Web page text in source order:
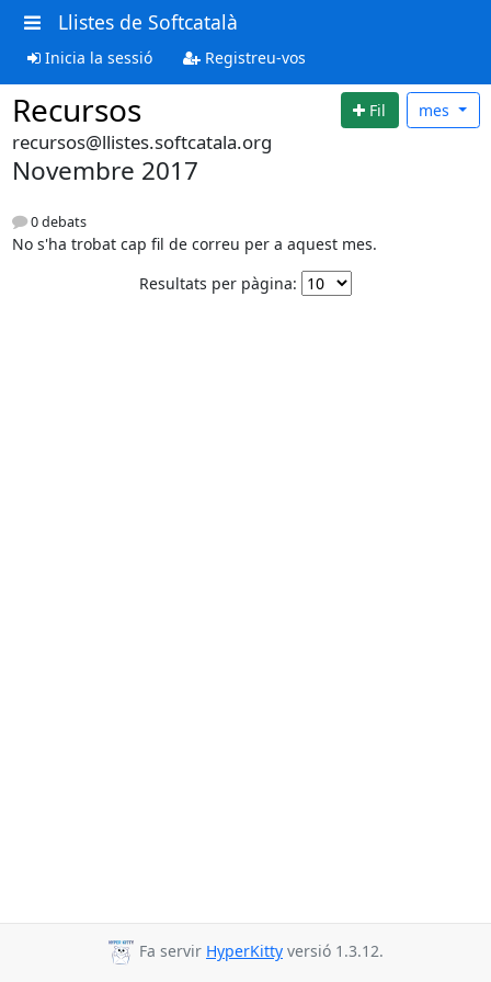
Llistes de Softcatalà
Inicia la sessió Registreu-vos
Recursos Fil mes
recursos@llistes.softcatala.org
Novembre 2017
0 debats
No s'ha trobat cap fil de correu per a aquest mes.
Resultats per pàgina:
Fa servir HyperKitty versió 1.3.12.